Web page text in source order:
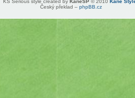
Český překlad – phpBB.cz